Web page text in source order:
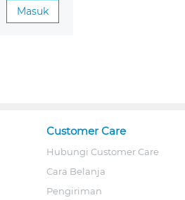
Masuk
Customer Care
Hubungi Customer Care
Cara Belanja
Pengiriman